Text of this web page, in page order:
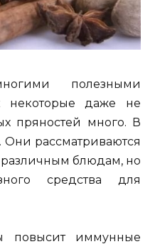
полезными
некоторые даже не
пряностей много. В
Они рассматриваются
различным блюдам, но
средства для
повысит иммунные